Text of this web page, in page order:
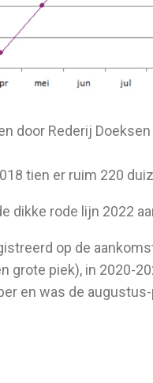
door Rederij
tien er ruim 220
dikke rode lijn 2022
op de
grote piek), in 2020-
en was de